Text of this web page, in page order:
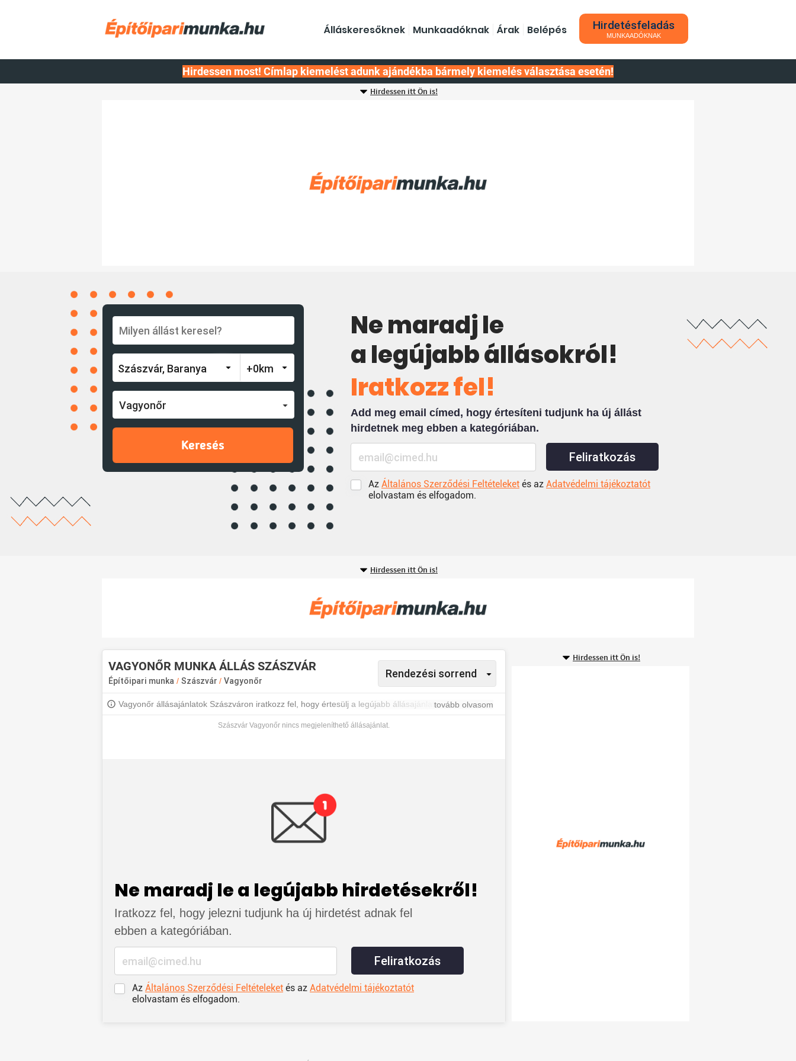
Hirdetésfeladás
MUNKAADÓKNAK
Belépés
Árak
Munkaadóknak
Álláskeresőknek
Hirdessen most! Címlap kiemelést adunk ajándékba bármely kiemelés választása esetén!
Hirdessen itt Ön is!
Vagyonőr
Keresés
Ne maradj le
a legújabb állásokról!
Iratkozz fel!
Add meg email címed, hogy értesíteni tudjunk ha új állást
hirdetnek meg ebben a kategóriában.
Feliratkozás
Az Általános Szerződési Feltételeket és az Adatvédelmi tájékoztatót
elolvastam és elfogadom.
Hirdessen itt Ön is!
VAGYONŐR MUNKA ÁLLÁS SZÁSZVÁR
Építőipari munka / Szászvár / Vagyonőr
Vagyonőr állásajánlatok Szászváron iratkozz fel, hogy értesülj a legújabb állásajánlatokról.tovább olvasom
Szászvár Vagyonőr nincs megjeleníthető állásajánlat.
Ne maradj le a legújabb hirdetésekről!
Iratkozz fel, hogy jelezni tudjunk ha új hirdetést adnak fel
ebben a kategóriában.
Feliratkozás
Az Általános Szerződési Feltételeket és az Adatvédelmi tájékoztatót
elolvastam és elfogadom.
Hirdessen itt Ön is!